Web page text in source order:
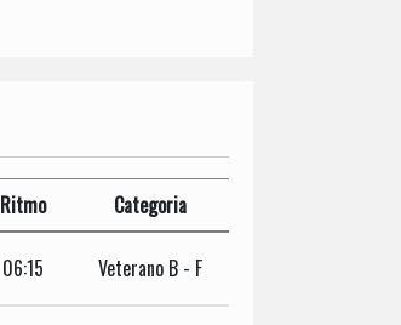
Ritmo Categoria
06:15 Veterano B - F